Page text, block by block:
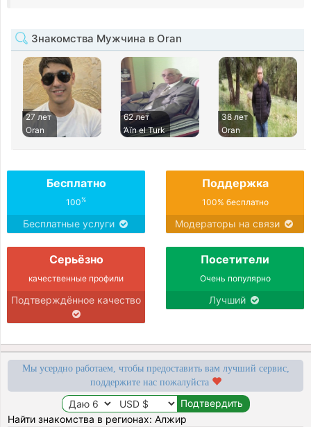
Знакомства Мужчина в Oran
27 лет
Oran
62 лет
’Aïn el Turk
38 лет
Oran
Бесплатно
100%
Бесплатные услуги
Поддержка
100% бесплатно
Модераторы на связи
Серьёзно
качественные профили
Подтверждённое качество
Посетители
Очень популярно
Лучший
Мы усердно работаем, чтобы предоставить вам лучший сервис,
поддержите нас пожалуйста
Найти знакомства в регионах: Алжир